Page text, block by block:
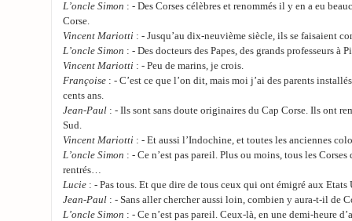
L’oncle Simon : - Des Corses célèbres et renommés il y en a eu
Corse.
Vincent Mariotti : - Jusqu’au dix-neuvième siècle, ils se faisaient
L’oncle Simon : - Des docteurs des Papes, des grands professeurs à
Vincent Mariotti : - Peu de marins, je crois.
Françoise : - C’est ce que l’on dit, mais moi j’ai des parents
cents ans.
Jean-Paul : - Ils sont sans doute originaires du Cap Corse. Ils ont
Sud.
Vincent Mariotti : - Et aussi l’Indochine, et toutes les anciennes
L’oncle Simon : - Ce n’est pas pareil. Plus ou moins, tous les
rentrés…
Lucie : - Pas tous. Et que dire de tous ceux qui ont émigré aux
Jean-Paul : - Sans aller chercher aussi loin, combien y aura-t-il de
L’oncle Simon : - Ce n’est pas pareil. Ceux-là, en une demi-heure